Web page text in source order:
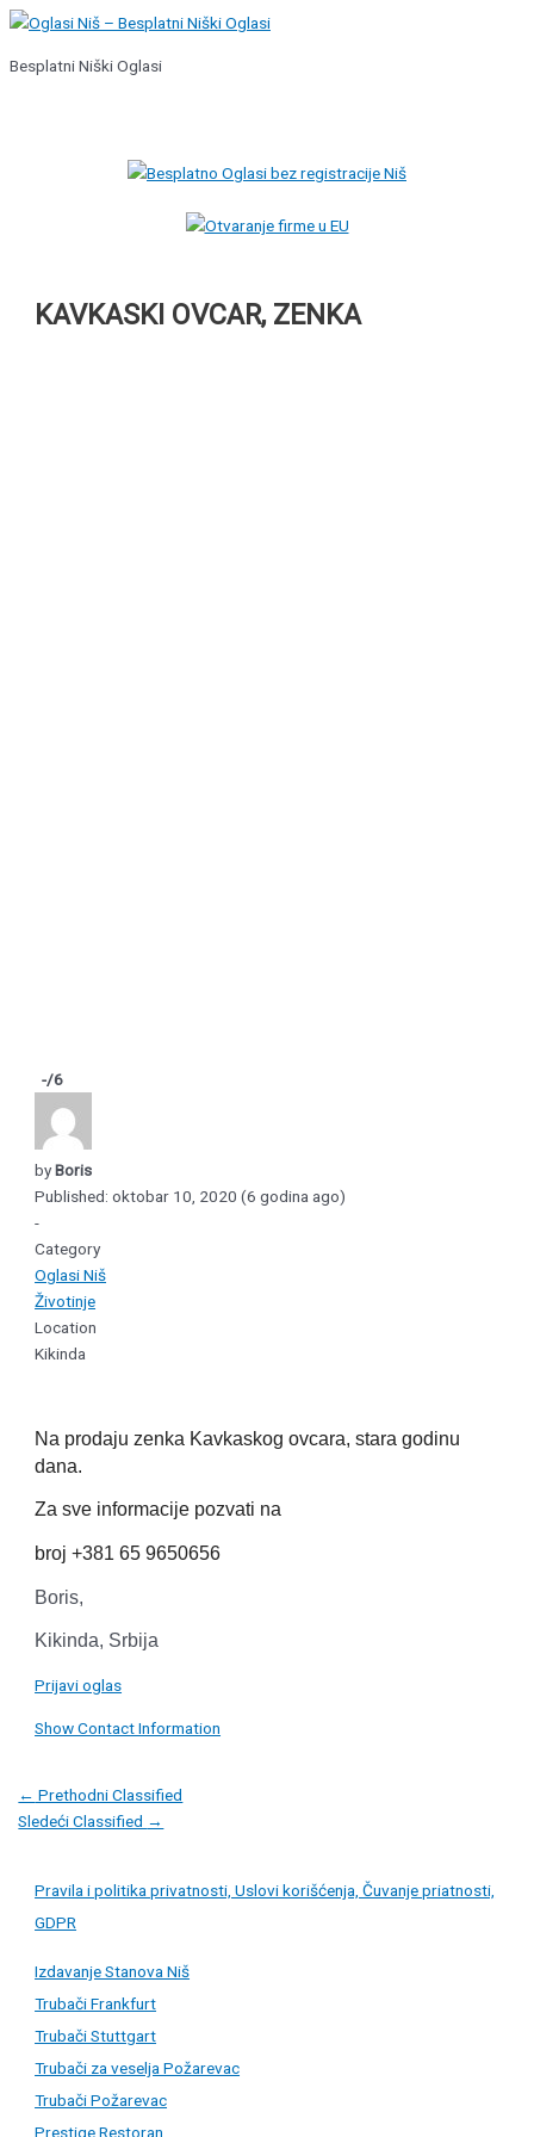
Pređi
sadržaj
Besplatni Niški Oglasi
KAVKASKI OVCAR, ZENKA
-/6
byBoris
Published: oktobar 10, 2020 (6 godina ago)
-
Category
Oglasi Niš
Životinje
Location
Kikinda
Na prodaju zenka Kavkaskog ovcara, stara godinu
dana.
Za sve informacije pozvati na
broj +381 65 9650656
Boris,
Kikinda, Srbija
Prijavi oglas
Show Contact Information
Post
navigation
← Prethodni Classified
Sledeći Classified →
Pravila i politika privatnosti, Uslovi korišćenja, Čuvanje priatnosti,
GDPR
Izdavanje Stanova Niš
Trubači Frankfurt
Trubači Stuttgart
Trubači za veselja Požarevac
Trubači Požarevac
Prestige Restoran